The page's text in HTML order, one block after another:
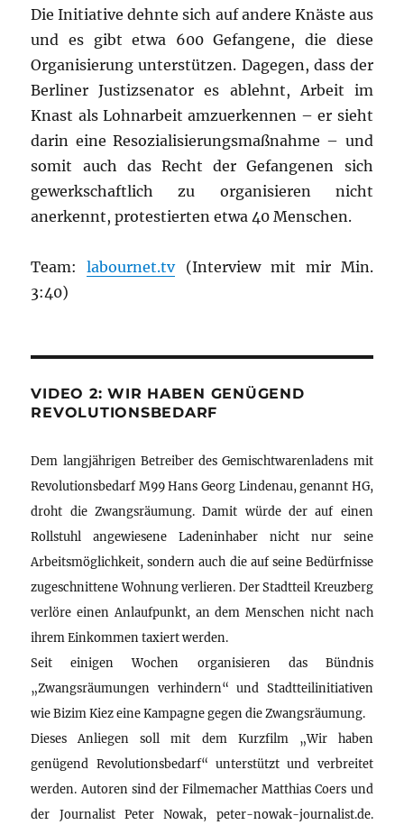
Die Initiative dehnte sich auf andere Knäste aus
und es gibt etwa 600 Gefangene, die diese
Organisierung unterstützen. Dagegen, dass der
Berliner Justizsenator es ablehnt, Arbeit im
Knast als Lohnarbeit amzuerkennen – er sieht
darin eine Resozialisierungsmaßnahme – und
somit auch das Recht der Gefangenen sich
gewerkschaftlich zu organisieren nicht
anerkennt, protestierten etwa 40 Menschen.
Team:labournet.tv(Interview mit mir Min.
3:40)
VIDEO 2: WIR HABEN GENÜGEND
REVOLUTIONSBEDARF
Dem langjährigen Betreiber des Gemischtwarenladens mit
Revolutionsbedarf M99 Hans Georg Lindenau, genannt HG,
droht die Zwangsräumung. Damit würde der auf einen
Rollstuhl angewiesene Ladeninhaber nicht nur seine
Arbeitsmöglichkeit, sondern auch die auf seine Bedürfnisse
zugeschnittene Wohnung verlieren. Der Stadtteil Kreuzberg
verlöre einen Anlaufpunkt, an dem Menschen nicht nach
ihrem Einkommen taxiert werden.
Seit einigen Wochen organisieren das Bündnis
„Zwangsräumungen verhindern“ und Stadtteilinitiativen
wie Bizim Kiez eine Kampagne gegen die Zwangsräumung.
Dieses Anliegen soll mit dem Kurzfilm „Wir haben
genügend Revolutionsbedarf“ unterstützt und verbreitet
werden. Autoren sind der Filmemacher Matthias Coers und
der Journalist Peter Nowak, peter-nowak-journalist.de.